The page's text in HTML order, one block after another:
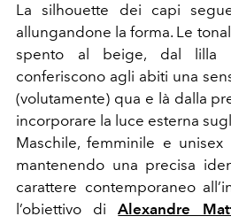
La silhouette dei capi
allungandone la forma. Le
spento al beige, dal lilla
conferiscono agli abiti una
(volutamente) qua e là dalla
incorporare la luce esterna
Maschile, femminile e
mantenendo una precisa
carattere contemporaneo
l’obiettivo diAlexandre